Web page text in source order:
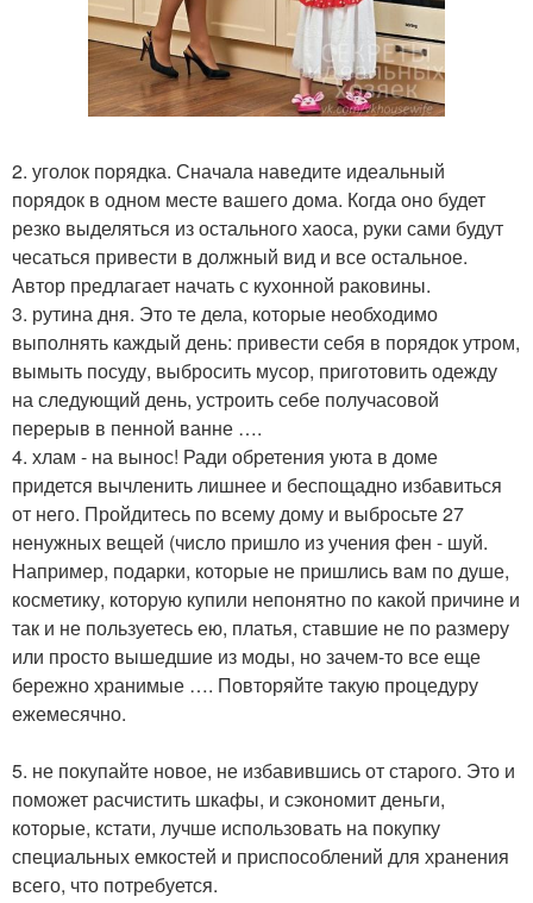
2. уголок порядка. Сначала наведите идеальный
порядок в одном месте вашего дома. Когда оно будет
резко выделяться из остального хаоса, руки сами будут
чесаться привести в должный вид и все остальное.
Автор предлагает начать с кухонной раковины.
3. рутина дня. Это те дела, которые необходимо
выполнять каждый день: привести себя в порядок утром,
вымыть посуду, выбросить мусор, приготовить одежду
на следующий день, устроить себе получасовой
перерыв в пенной ванне ….
4. хлам - на вынос! Ради обретения уюта в доме
придется вычленить лишнее и беспощадно избавиться
от него. Пройдитесь по всему дому и выбросьте 27
ненужных вещей (число пришло из учения фен - шуй.
Например, подарки, которые не пришлись вам по душе,
косметику, которую купили непонятно по какой причине и
так и не пользуетесь ею, платья, ставшие не по размеру
или просто вышедшие из моды, но зачем-то все еще
бережно хранимые …. Повторяйте такую процедуру
ежемесячно.
5. не покупайте новое, не избавившись от старого. Это и
поможет расчистить шкафы, и сэкономит деньги,
которые, кстати, лучше использовать на покупку
специальных емкостей и приспособлений для хранения
всего, что потребуется.